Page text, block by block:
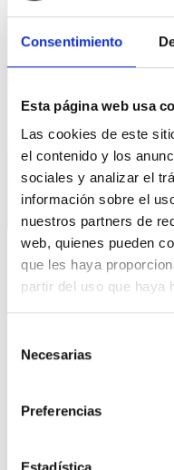
Consentimiento
Esta página web usa
Las cookies de este
el contenido y los
sociales y analizar el
información sobre el
nuestros partners de
web, quienes pueden
que les haya
partir del uso que haya
Necesarias
Preferencias
Estadística
GALDERA
de
investigar y